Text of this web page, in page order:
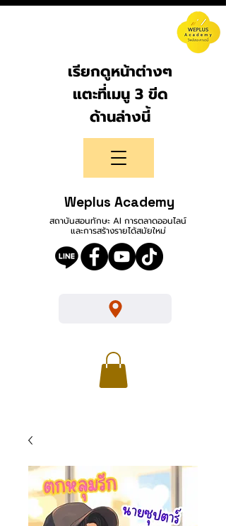
เรียกดูหน้าต่างๆ
แตะที่เมนู 3 ขีด
ด้านล่างนี้
Weplus Academy
สถาบันสอนทักษะ AI การตลาดออนไลน์
และการสร้างรายได้สมัยใหม่